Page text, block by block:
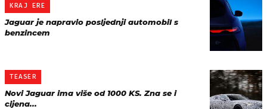
KRAJ ERE
Jaguar je napravio posljednji automobil s
benzincem
TEASER
Novi Jaguar ima više od 1000 KS. Zna se i
cijena...